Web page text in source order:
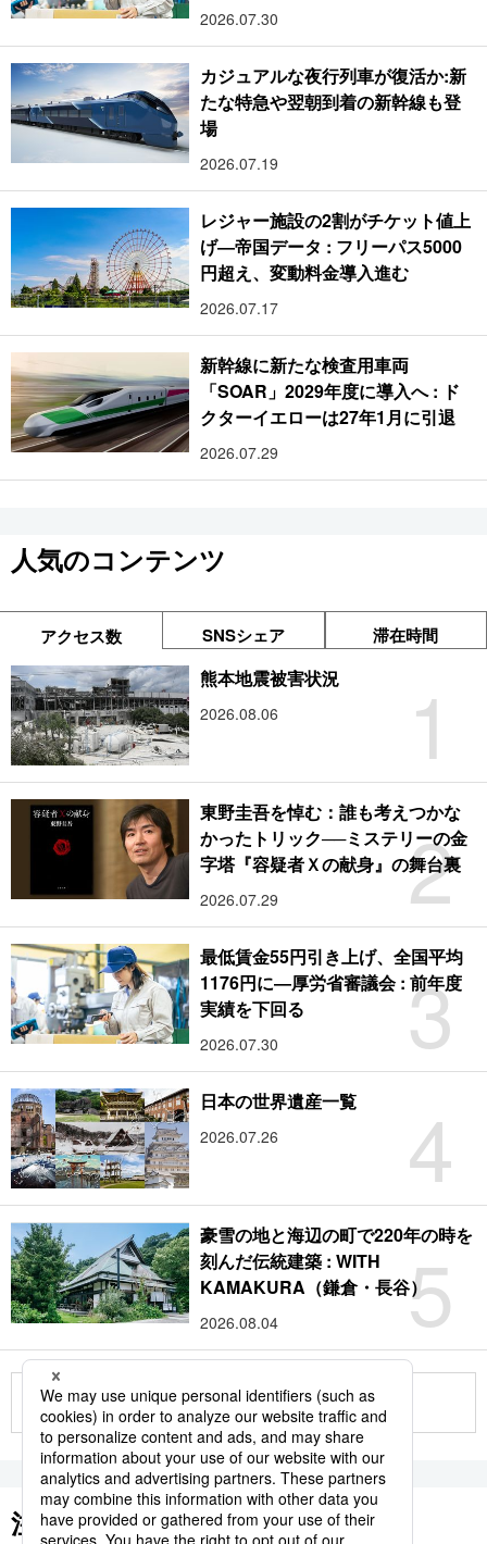
2026.07.30
カジュアルな夜行列車が復活か:新
たな特急や翌朝到着の新幹線も登
場
2026.07.19
レジャー施設の2割がチケット値上
げ―帝国データ : フリーパス5000
円超え、変動料金導入進む
2026.07.17
新幹線に新たな検査用車両
「SOAR」2029年度に導入へ : ド
クターイエローは27年1月に引退
2026.07.29
人気のコンテンツ
アクセス数 SNSシェア 滞在時間
1
熊本地震被害状況
2026.08.06
2
東野圭吾を悼む：誰も考えつかな
かったトリック──ミステリーの金
字塔『容疑者Ｘの献身』の舞台裏
2026.07.29
3
最低賃金55円引き上げ、全国平均
1176円に―厚労省審議会 : 前年度
実績を下回る
2026.07.30
4
日本の世界遺産一覧
2026.07.26
5
豪雪の地と海辺の町で220年の時を
刻んだ伝統建築 : WITH
KAMAKURA（鎌倉・長谷）
2026.08.04
もっと見る
注目のキーワード